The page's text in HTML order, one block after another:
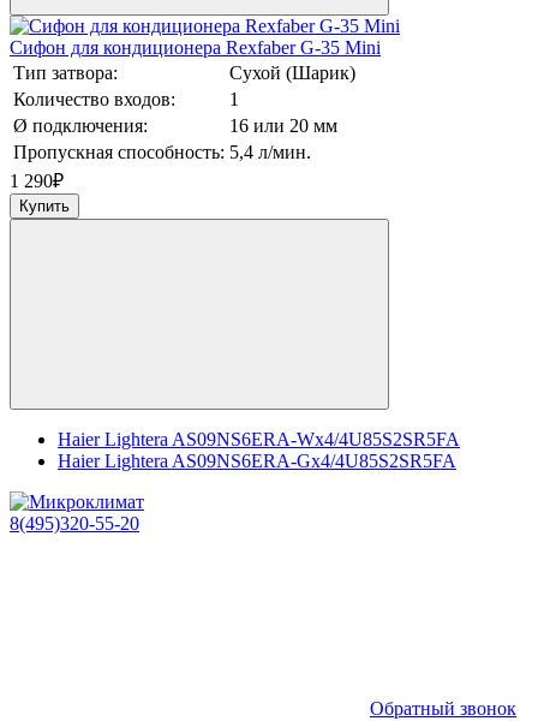
Сифон для кондиционера Rexfaber G-35 Mini
Тип затвора:
Сухой (Шарик)
Количество входов:
1
Ø подключения:
16 или 20 мм
Пропускная способность: 5,4 л/мин.
1 290₽
Купить
Haier Lightera AS09NS6ERA-Wх4/4U85S2SR5FA
Haier Lightera AS09NS6ERA-Gх4/4U85S2SR5FA
8(495)320-55-20
Обратный звонок